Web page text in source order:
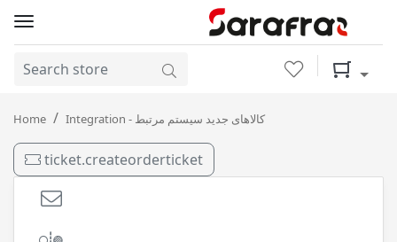
Wishlist
Home Integration - کالاهای جدید سیستم مرتبط
بندر توربو 50 ( 20 لیتری ) CG4 بهران
ticket.createorderticket